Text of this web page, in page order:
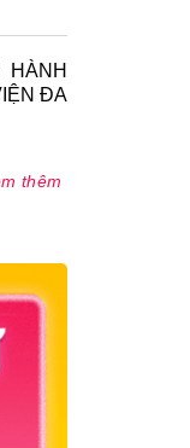
ĐA
thêm